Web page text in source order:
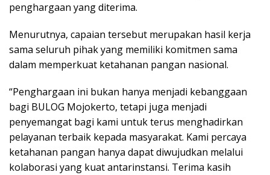
penghargaan yang diterima.
Menurutnya, capaian tersebut merupakan hasil kerja
sama seluruh pihak yang memiliki komitmen sama
dalam memperkuat ketahanan pangan nasional.
“Penghargaan ini bukan hanya menjadi kebanggaan
bagi BULOG Mojokerto, tetapi juga menjadi
penyemangat bagi kami untuk terus menghadirkan
pelayanan terbaik kepada masyarakat. Kami percaya
ketahanan pangan hanya dapat diwujudkan melalui
kolaborasi yang kuat antarinstansi. Terima kasih